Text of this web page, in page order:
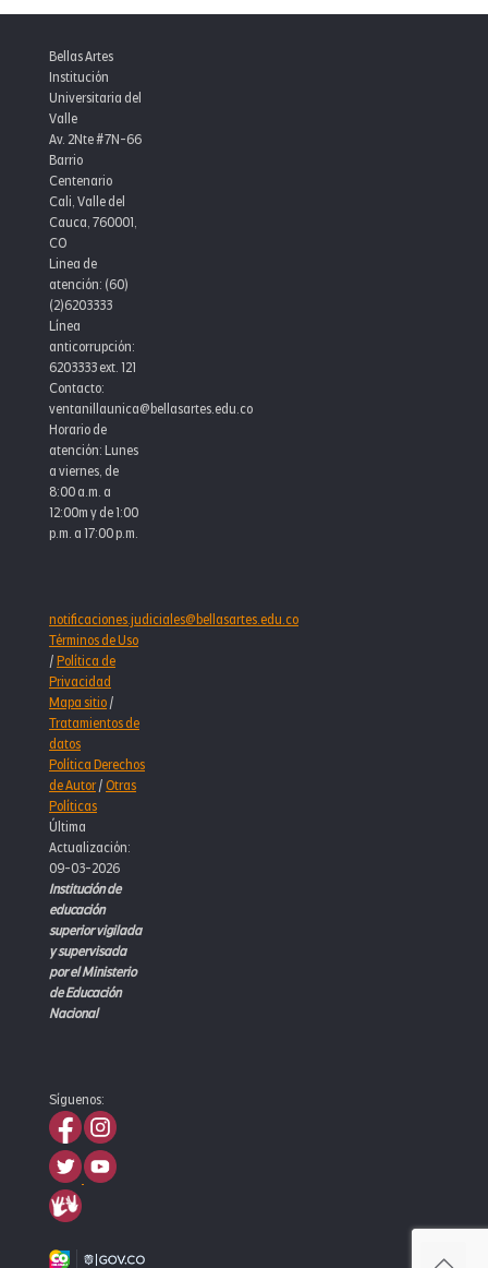
Artes
Bellas Artes
Institución
Universitaria del
Valle
Av. 2Nte #7N-66
Barrio
Centenario
Cali, Valle del
Cauca, 760001,
CO
Linea de
atención: (60)
(2)6203333
Línea
anticorrupción:
6203333 ext. 121
Contacto:
ventanillaunica@bellasartes.edu.co
Horario de
atención: Lunes
a viernes, de
8:00 a.m. a
12:00m y de 1:00
p.m. a 17:00 p.m.
notificaciones.judiciales@bellasartes.edu.co
Términos de Uso
/Política de
Privacidad
Mapa sitio/
Tratamientos de
datos
Política Derechos
de Autor/Otras
Políticas
Última
Actualización:
09-03-2026
Institución de
educación
superior vigilada
y supervisada
por el Ministerio
de Educación
Nacional
Síguenos: